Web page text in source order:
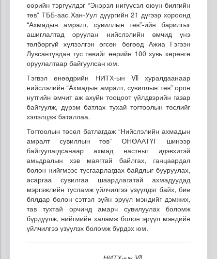
өөрийн тэргүүлдэг “Энэрэл нигүүсэл оюун билгийн
төв” ТББ-аас Хан-Уул дүүргийн 21 дүгээр хороонд
“Ахмадын амралт, сувиллын төв”-ийн барилгыг
ашиглалтад оруулан нийслэлийн өмчид үнэ
төлбөргүй хүлээлгэн өгсөн бөгөөд Ажиа Гэгээн
Лувсантүвдан тус төвийг өөрийн 100 хувь хөрөнгө
оруулалтаар байгуулсан юм.
Тэгвэл өнөөдрийн НИТХ-ын Vll хуралдаанаар
нийслэлийн “Ахмадын амралт, сувиллын төв” орон
нутгийн өмчит аж ахуйн тооцоот үйлдвэрийн газар
байгуулж, дүрэм батлах тухай тогтоолын төслийг
хэлэлцэж баталлаа.
Тогтоолын төсөл батлагдаж “Нийслэлийн ахмадын
амралт сувиллын төв” ОНӨААТҮГ шинээр
байгуулагдсанаар ахмад настныг идэвхитэй
амьдралын хэв маягтай байлгах, ганцаардал
болон нийгмээс тусгаарлагдах байдлыг бууруулах,
асаргаа сувилгаа шаардлагатай ахмадуудад
мэргэжлийн тусламж үйлчилгээ үзүүлдэг байх, бие
бялдар болон сэтгэл зүйн эрүүл мэндийг дэмжих,
тав тухтай орчинд амарч сувилуулах боломж
бүрдүүлж, нийгмийн халамж болон эрүүл мэндийн
үйлчилгээ үзүүлэх боломж бүрдэх юм.